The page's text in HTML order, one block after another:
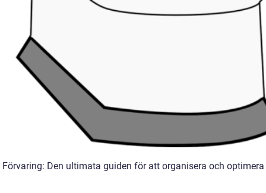
Förvaring: Den ultimata guiden för att organisera och